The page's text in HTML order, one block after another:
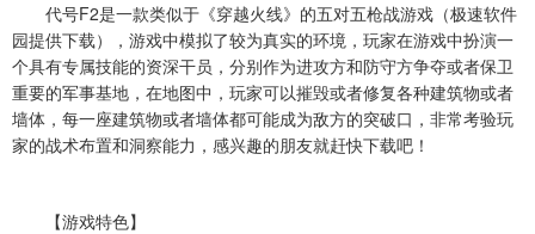
代号F2是一款类似于《穿越火线》的五对五枪战游戏（极速软件
园提供下载），游戏中模拟了较为真实的环境，玩家在游戏中扮演一
个具有专属技能的资深干员，分别作为进攻方和防守方争夺或者保卫
重要的军事基地，在地图中，玩家可以摧毁或者修复各种建筑物或者
墙体，每一座建筑物或者墙体都可能成为敌方的突破口，非常考验玩
家的战术布置和洞察能力，感兴趣的朋友就赶快下载吧！
【游戏特色】